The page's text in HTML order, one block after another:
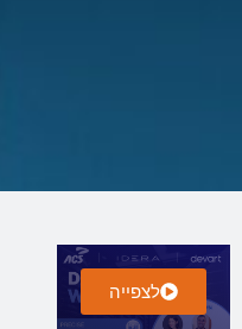
לצפייה